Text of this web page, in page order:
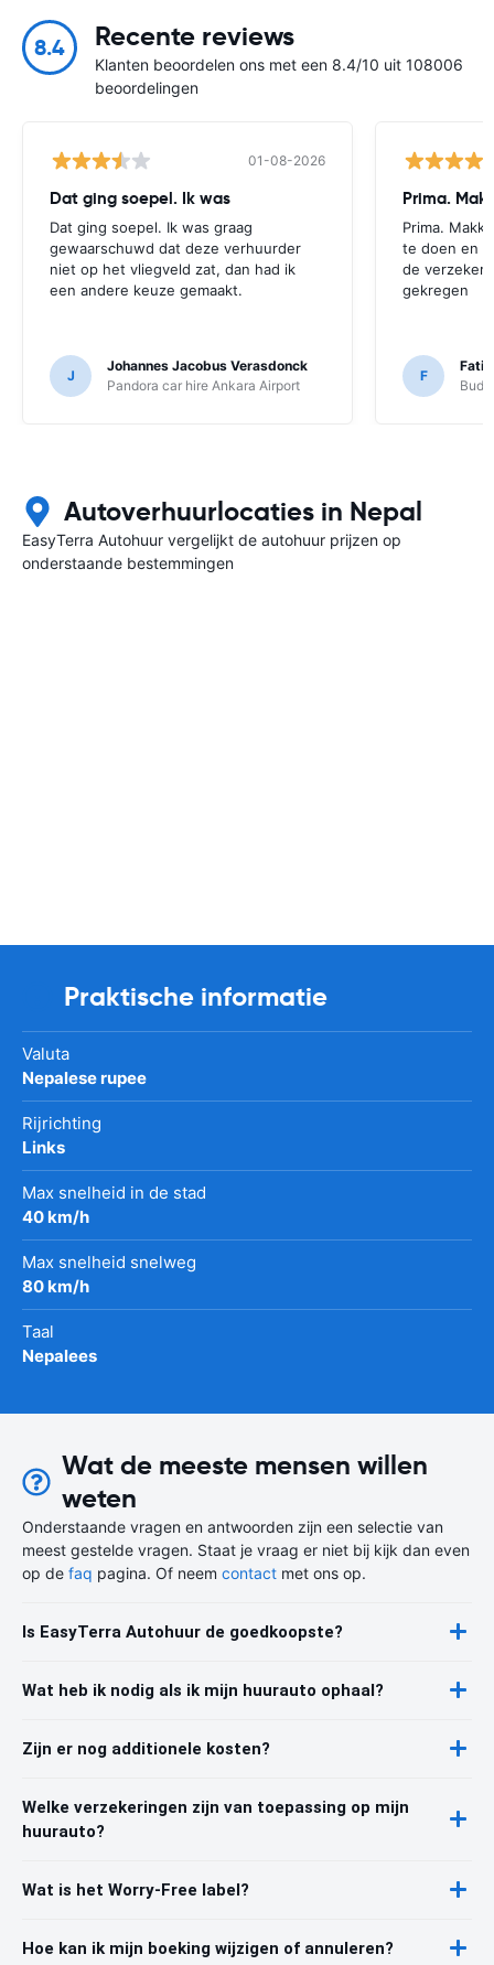
8.4 Recente reviews
Klanten beoordelen ons met een 8.4/10 uit 108006
beoordelingen
01-08-2026
Dat ging soepel. Ik was
Dat ging soepel. Ik was graag
gewaarschuwd dat deze verhuurder
niet op het vliegveld zat, dan had ik
een andere keuze gemaakt.
J
Johannes Jacobus Verasdonck
Pandora car hire Ankara Airport
Prima.
Prima.
te doen en
de
gekregen
F
Fatih
Autoverhuurlocaties in Nepal
EasyTerra Autohuur vergelijkt de autohuur prijzen op
onderstaande bestemmingen
Praktische informatie
Valuta
Nepalese rupee
Rijrichting
Links
Max snelheid in de stad
40 km/h
Max snelheid snelweg
80 km/h
Taal
Nepalees
Wat de meeste mensen willen
weten
Onderstaande vragen en antwoorden zijn een selectie van
meest gestelde vragen. Staat je vraag er niet bij kijk dan even
op de faq pagina. Of neem contact met ons op.
Is EasyTerra Autohuur de goedkoopste?
Wat heb ik nodig als ik mijn huurauto ophaal?
Zijn er nog additionele kosten?
Welke verzekeringen zijn van toepassing op mijn
huurauto?
Wat is het Worry-Free label?
Hoe kan ik mijn boeking wijzigen of annuleren?